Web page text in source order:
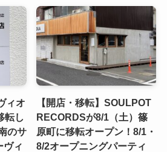
ィオ
転し
のサ
ヴィ
【開店・移転】SOULPOT
RECORDSが8/1（土）篠
原町に移転オープン！8/1・
8/2オープニングパーティ